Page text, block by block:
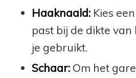
Haaknaald:Kies
past bij de dikte
je gebruikt.
Schaar:Om het